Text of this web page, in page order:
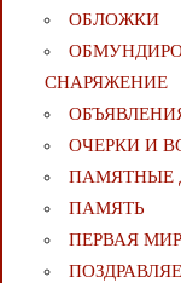
ОБЛОЖКИ
СНАРЯЖЕНИЕ
ОЧЕРКИ И
ПАМЯТНЫЕ
ПАМЯТЬ
ПЕРВАЯ